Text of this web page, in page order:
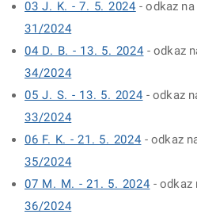
03 J. K. - 7. 5. 2024 - odkaz
31/2024
04 D. B. - 13. 5. 2024 - odkaz
34/2024
05 J. S. - 13. 5. 2024 - odkaz
33/2024
06 F. K. - 21. 5. 2024 - odkaz
35/2024
07 M. M. - 21. 5. 2024 - odkaz
36/2024